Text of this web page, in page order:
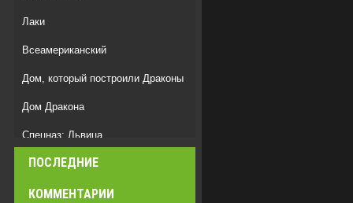
Лаки
Всеамериканский
Дом, который построили Драконы
Дом Дракона
Спецназ: Львица
Ходячие мертвецы: Мертвый
ПОСЛЕДНИЕ
КОММЕНТАРИИ